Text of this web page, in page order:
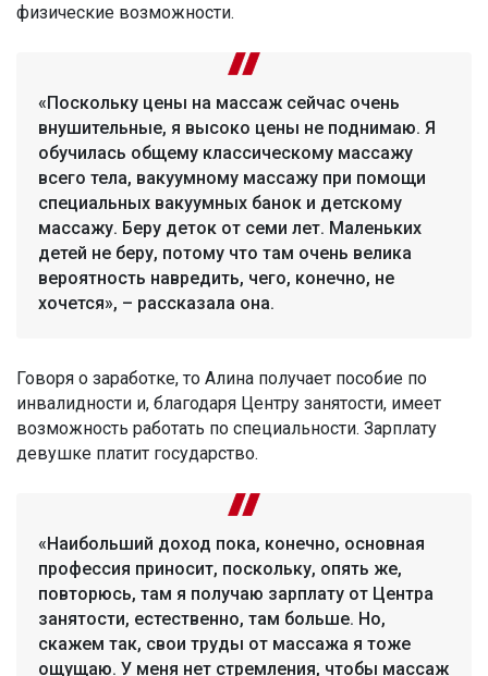
физические возможности.
«Поскольку цены на массаж сейчас очень
внушительные, я высоко цены не поднимаю. Я
обучилась общему классическому массажу
всего тела, вакуумному массажу при помощи
специальных вакуумных банок и детскому
массажу. Беру деток от семи лет. Маленьких
детей не беру, потому что там очень велика
вероятность навредить, чего, конечно, не
хочется», – рассказала она.
Говоря о заработке, то Алина получает пособие по
инвалидности и, благодаря Центру занятости, имеет
возможность работать по специальности. Зарплату
девушке платит государство.
«Наибольший доход пока, конечно, основная
профессия приносит, поскольку, опять же,
повторюсь, там я получаю зарплату от Центра
занятости, естественно, там больше. Но,
скажем так, свои труды от массажа я тоже
ощущаю. У меня нет стремления, чтобы массаж